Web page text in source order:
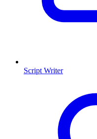
Script Writer